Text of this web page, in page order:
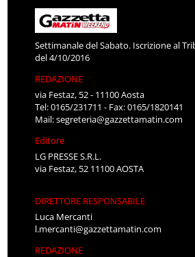
Settimanale del Sabato. Iscrizione al
del 4/10/2016
REDAZIONE
via Festaz, 52 - 11100 Aosta
Tel: 0165/231711 - Fax: 0165/1820141
Mail:segreteria@gazzettamatin.com
Editore
LG PRESSE S.R.L.
via Festaz, 52 11100 AOSTA
DIRETTORE RESPONSABILE
Luca Mercanti
l.mercanti@gazzettamatin.com
REDAZIONE